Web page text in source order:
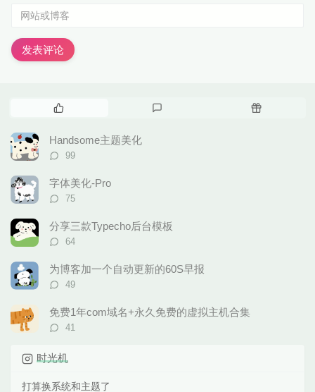
发表评论
热
文
章
随
Handsome主题美化
评
数：
99
字体美化-Pro
评
数：
75
分享三款Typecho后台模板
评
数：
64
为博客加一个自动更新的60S早报
评
数：
49
免费1年com域名+永久免费的虚拟主机合集
评
41
时光机
打算换系统和主题了